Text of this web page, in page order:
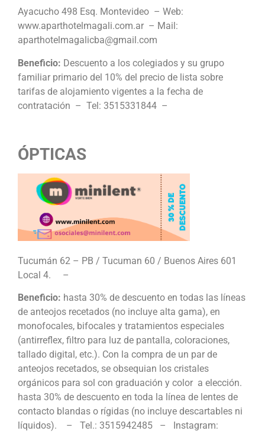
Ayacucho 498 Esq. Montevideo – Web:
www.aparthotelmagali.com.ar – Mail:
aparthotelmagalicba@gmail.com
Beneficio: Descuento a los colegiados y su grupo
familiar primario del 10% del precio de lista sobre
tarifas de alojamiento vigentes a la fecha de
contratación – Tel: 3515331844 –
ÓPTICAS
Tucumán 62 – PB / Tucuman 60 / Buenos Aires 601
Local 4. –
Beneficio: hasta 30% de descuento en todas las líneas
de anteojos recetados (no incluye alta gama), en
monofocales, bifocales y tratamientos especiales
(antirreflex, filtro para luz de pantalla, coloraciones,
tallado digital, etc.). Con la compra de un par de
anteojos recetados, se obsequian los cristales
orgánicos para sol con graduación y color a elección.
hasta 30% de descuento en toda la línea de lentes de
contacto blandas o rígidas (no incluye descartables ni
líquidos). – Tel.: 3515942485 – Instagram: